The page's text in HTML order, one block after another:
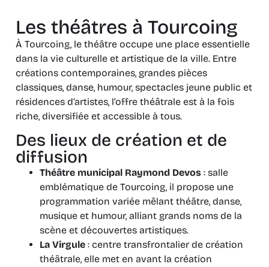
Les théâtres à Tourcoing
À Tourcoing, le théâtre occupe une place essentielle
dans la vie culturelle et artistique de la ville. Entre
créations contemporaines, grandes pièces
classiques, danse, humour, spectacles jeune public et
résidences d’artistes, l’offre théâtrale est à la fois
riche, diversifiée et accessible à tous.
Des lieux de création et de
diffusion
Théâtre municipal Raymond Devos : salle
emblématique de Tourcoing, il propose une
programmation variée mêlant théâtre, danse,
musique et humour, alliant grands noms de la
scène et découvertes artistiques.
La Virgule : centre transfrontalier de création
théâtrale, elle met en avant la création